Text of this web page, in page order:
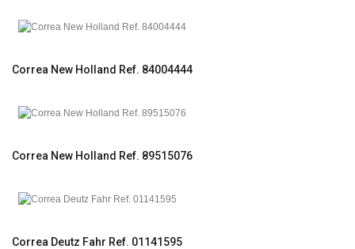
Correa New Holland Ref. 84004444
Correa New Holland Ref. 89515076
Correa Deutz Fahr Ref. 01141595